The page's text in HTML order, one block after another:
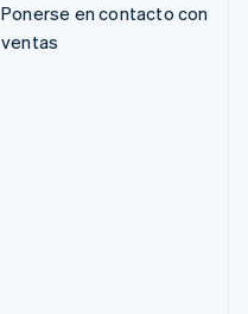
Ponerse en contacto con
ventas